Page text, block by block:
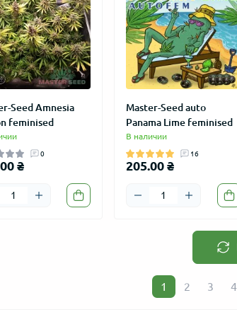
auto Lemon Haze
АКЦИЯ
Колпак "LOVE GROW"
Seed Amnesia
feminised
0
₴
Master-Seed auto
Panama Lime feminised
В наличии
16
205.00 ₴
1 2 3 4